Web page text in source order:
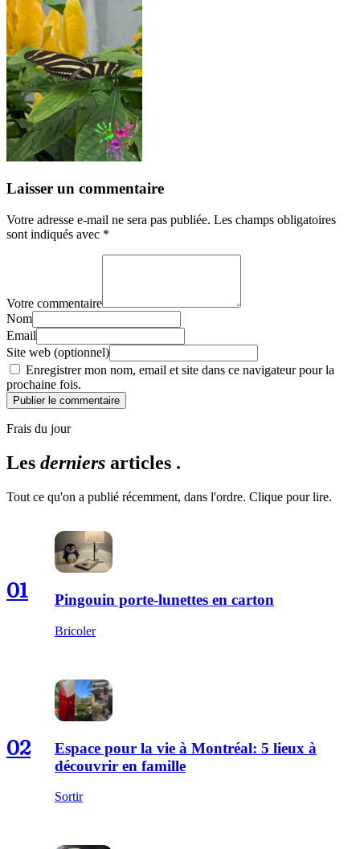
Laisser un commentaire
Votre adresse e-mail ne sera pas publiée. Les champs obligatoires
sont indiqués avec *
Votre commentaire
Nom
Email
Site web (optionnel)
Enregistrer mon nom, email et site dans ce navigateur pour la
prochaine fois.
Publier le commentaire
Frais du jour
Les derniers articles .
Tout ce qu'on a publié récemment, dans l'ordre. Clique pour lire.
01 Pingouin porte-lunettes en carton
Bricoler
02
Espace pour la vie à Montréal: 5 lieux à
découvrir en famille
Sortir